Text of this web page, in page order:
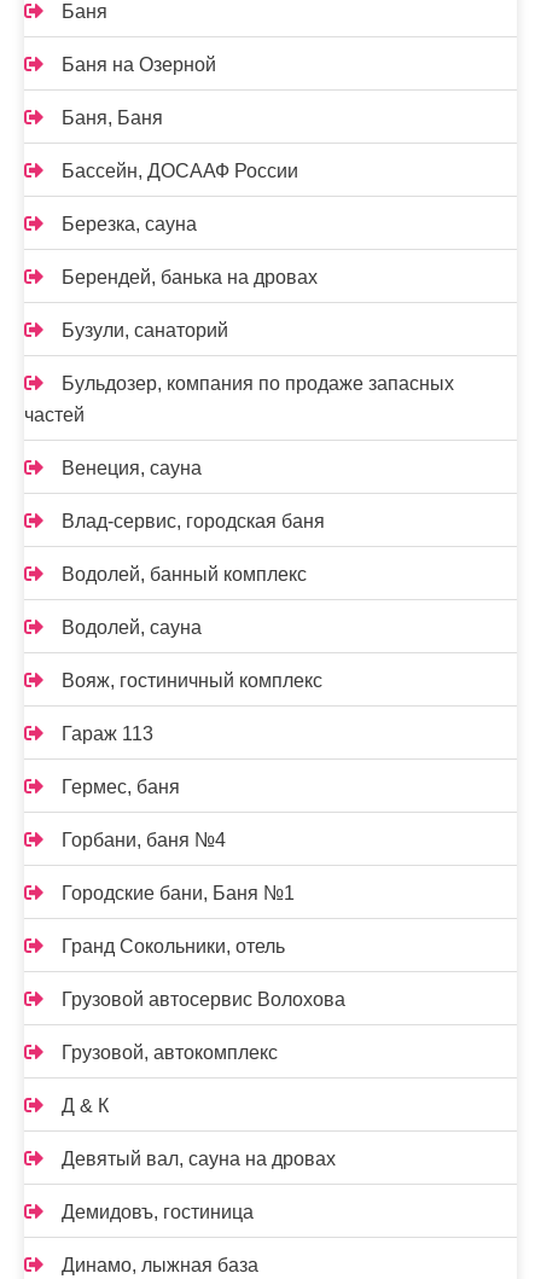
Баня
Баня на Озерной
Баня, Баня
Бассейн, ДОСААФ России
Березка, сауна
Берендей, банька на дровах
Бузули, санаторий
Бульдозер, компания по продаже запасных
частей
Венеция, сауна
Влад-сервис, городская баня
Водолей, банный комплекс
Водолей, сауна
Вояж, гостиничный комплекс
Гараж 113
Гермес, баня
Горбани, баня №4
Городские бани, Баня №1
Гранд Сокольники, отель
Грузовой автосервис Волохова
Грузовой, автокомплекс
Д & К
Девятый вал, сауна на дровах
Демидовъ, гостиница
Динамо, лыжная база